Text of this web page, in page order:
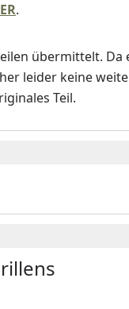
.
übermittelt.
leider keine
Teil.